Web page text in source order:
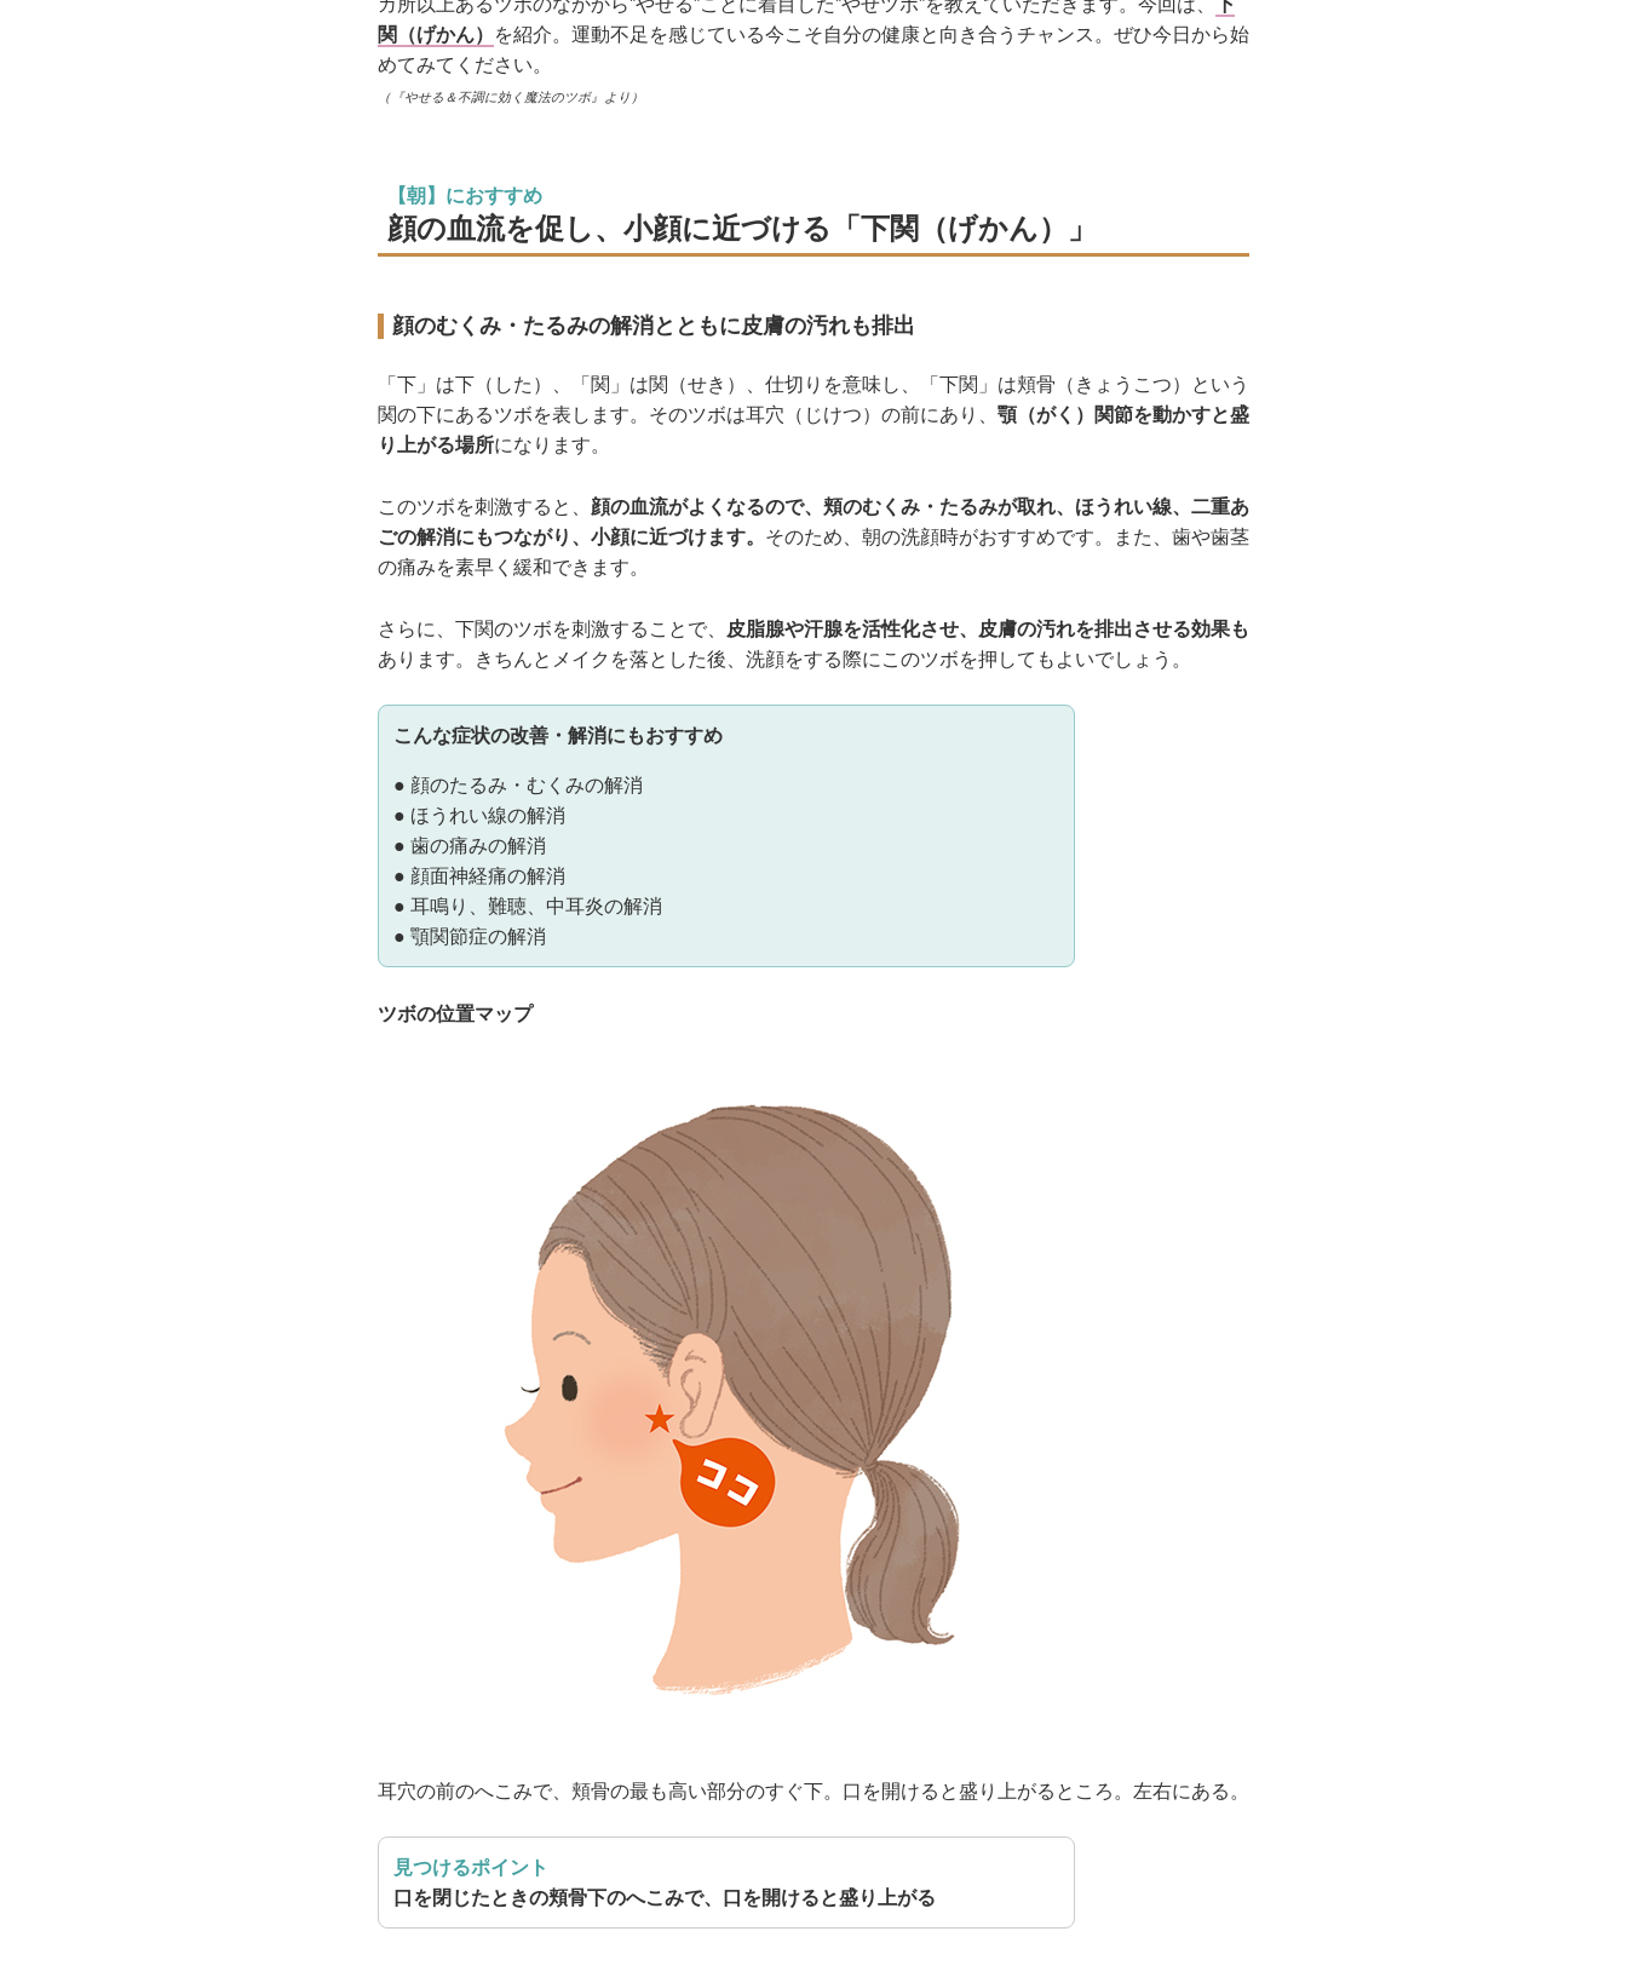
カ所以上あるツボのなかから‟やせる”ことに着目した‟やせツボ”を教えていただきます。今回は、 下
関（げかん）
を紹介。運動不足を感じている今こそ自分の健康と向き合うチャンス。ぜひ今日から始
めてみてください。
（『やせる＆不調に効く魔法のツボ』より）
【朝】におすすめ
顔の血流を促し、小顔に近づける「下関（げかん）」
顔のむくみ・たるみの解消とともに皮膚の汚れも排出
「下」は下（した）、「関」は関（せき）、仕切りを意味し、「下関」は頬骨（きょうこつ）という
関の下にあるツボを表します。そのツボは耳穴（じけつ）の前にあり、 顎（がく）関節を動かすと盛
り上がる場所になります。
このツボを刺激すると、 顔の血流がよくなるので、頬のむくみ・たるみが取れ、ほうれい線、二重あ
ごの解消にもつながり、小顔に近づけます。 そのため、朝の洗顔時がおすすめです。また、歯や歯茎
の痛みを素早く緩和できます。
さらに、下関のツボを刺激することで、
皮脂腺や汗腺を活性化させ、皮膚の汚れを排出させる効果も
あります。きちんとメイクを落とした後、洗顔をする際にこのツボを押してもよいでしょう。
こんな症状の改善・解消にもおすすめ
● 顔のたるみ・むくみの解消
● ほうれい線の解消
● 歯の痛みの解消
● 顔面神経痛の解消
● 耳鳴り、難聴、中耳炎の解消
● 顎関節症の解消
ツボの位置マップ
耳穴の前のへこみで、頬骨の最も高い部分のすぐ下。口を開けると盛り上がるところ。左右にある。
見つけるポイント
口を閉じたときの頬骨下のへこみで、口を開けると盛り上がる